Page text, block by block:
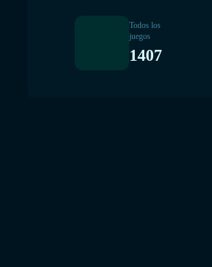
Todos los
juegos
1407